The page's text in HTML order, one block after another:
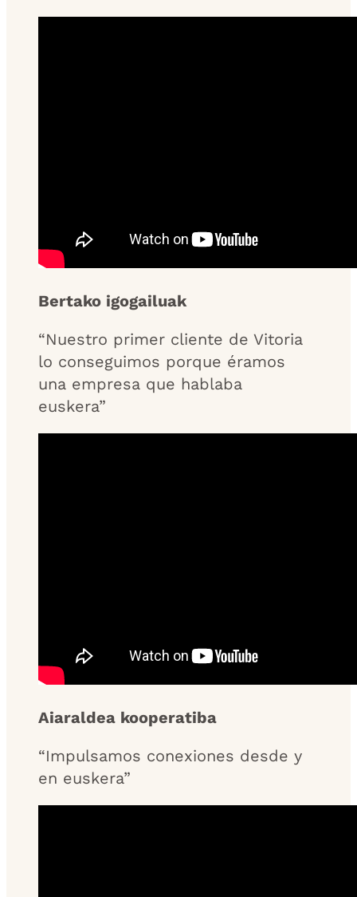
Bertako igogailuak
“Nuestro primer cliente de Vitoria
lo conseguimos porque éramos
una empresa que hablaba
euskera”
Aiaraldea kooperatiba
“Impulsamos conexiones desde y
en euskera”